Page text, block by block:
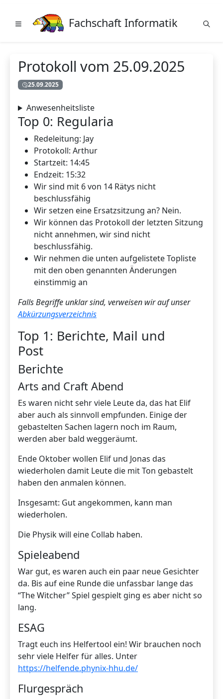
Fachschaft Informatik
Protokoll vom 25.09.2025
25.09.2025
Anwesenheitsliste
Top 0: Regularia
Redeleitung: Jay
Protokoll: Arthur
Startzeit: 14:45
Endzeit: 15:32
Wir sind mit 6 von 14 Rätys nicht
beschlussfähig
Wir setzen eine Ersatzsitzung an? Nein.
Wir können das Protokoll der letzten Sitzung
nicht annehmen, wir sind nicht
beschlussfähig.
Wir nehmen die unten aufgelistete Topliste
mit den oben genannten Änderungen
einstimmig an
Falls Begriffe unklar sind, verweisen wir auf unser
Abkürzungsverzeichnis
Top 1: Berichte, Mail und
Post
Berichte
Arts and Craft Abend
Es waren nicht sehr viele Leute da, das hat Elif
aber auch als sinnvoll empfunden. Einige der
gebastelten Sachen lagern noch im Raum,
werden aber bald weggeräumt.
Ende Oktober wollen Elif und Jonas das
wiederholen damit Leute die mit Ton gebastelt
haben den anmalen können.
Insgesamt: Gut angekommen, kann man
wiederholen.
Die Physik will eine Collab haben.
Spieleabend
War gut, es waren auch ein paar neue Gesichter
da. Bis auf eine Runde die unfassbar lange das
“The Witcher” Spiel gespielt ging es aber nicht so
lang.
ESAG
Tragt euch ins Helfertool ein! Wir brauchen noch
sehr viele Helfer für alles. Unter
https://helfende.phynix-hhu.de/
Flurgespräch